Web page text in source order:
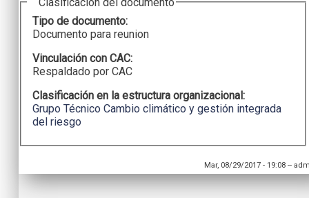
Tipo de documento:
Documento para reunion
Vinculación con CAC:
Respaldado por CAC
Clasificación en la estructura organizacional:
Grupo Técnico Cambio climático y gestión integrada
del riesgo
Mar, 08/29/2017 - 19:08 --